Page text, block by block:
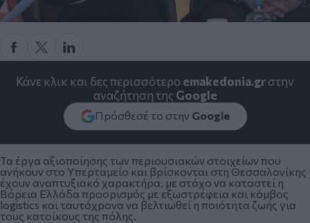
Κάνε κλικ και δες περισσότερο emakedonia.grστην
αναζήτηση της Google
Πρόσθεσέ το στην Google
Τα έργα αξιοποίησης των περιουσιακών στοιχείων που
ανήκουν στο Υπερταμείο και βρίσκονται στη Θεσσαλονίκης
έχουν αναπτυξιακό χαρακτήρα, με στόχο να καταστεί η
Βόρεια Ελλάδα προορισμός με εξωστρέφεια και κόμβος
logistics και ταυτόχρονα να βελτιωθεί η ποιότητα ζωής για
τους κατοίκους της πόλης.